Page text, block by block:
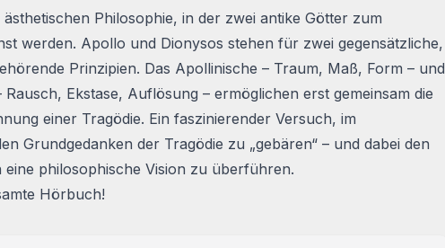
Philosophie, in der zwei antike Götter zum
werden. Apollo und Dionysos stehen für zwei gegensätzliche,
Prinzipien. Das Apollinische – Traum, Maß, Form – und
Rausch, Ekstase, Auflösung – ermöglichen erst gemeinsam die
einer Tragödie. Ein faszinierender Versuch, im
Grundgedanken der Tragödie zu „gebären“ – und dabei den
eine philosophische Vision zu überführen.
Hörbuch!